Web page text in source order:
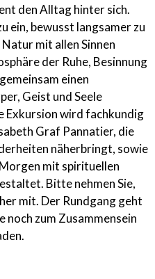
den Alltag hinter sich.
ein, bewusst langsamer zu
mit allen Sinnen
der Ruhe, Besinnung
einen
Geist und Seele
Exkursion wird fachkundig
Graf Pannatier, die
näherbringt, sowie
mit spirituellen
Bitte nehmen Sie,
mit. Der Rundgang geht
noch zum Zusammensein